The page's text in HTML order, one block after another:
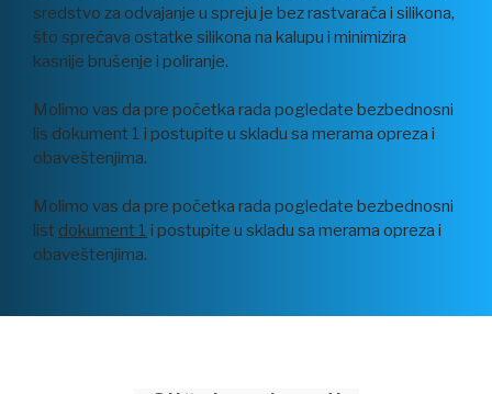
sredstvo za odvajanje u spreju je bez rastvarača i silikona,
što sprečava ostatke silikona na kalupu i minimizira
kasnije brušenje i poliranje.
Molimo vas da pre početka rada pogledate bezbednosni
lis dokument 1 i postupite u skladu sa merama opreza i
obaveštenjima.
Molimo vas da pre početka rada pogledate bezbednosni
list dokument 1 i postupite u skladu sa merama opreza i
obaveštenjima.